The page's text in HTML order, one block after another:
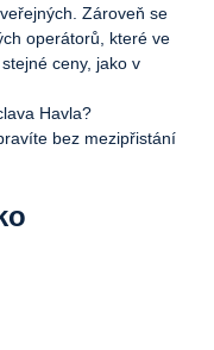
Zároveň se
operátorů, které ve
ceny, jako v
Havla?
bez mezipřistání